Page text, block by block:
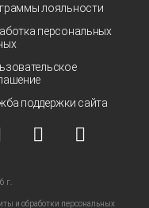
лояльности
персональных
поддержки сайта
г.
и обработки персональных